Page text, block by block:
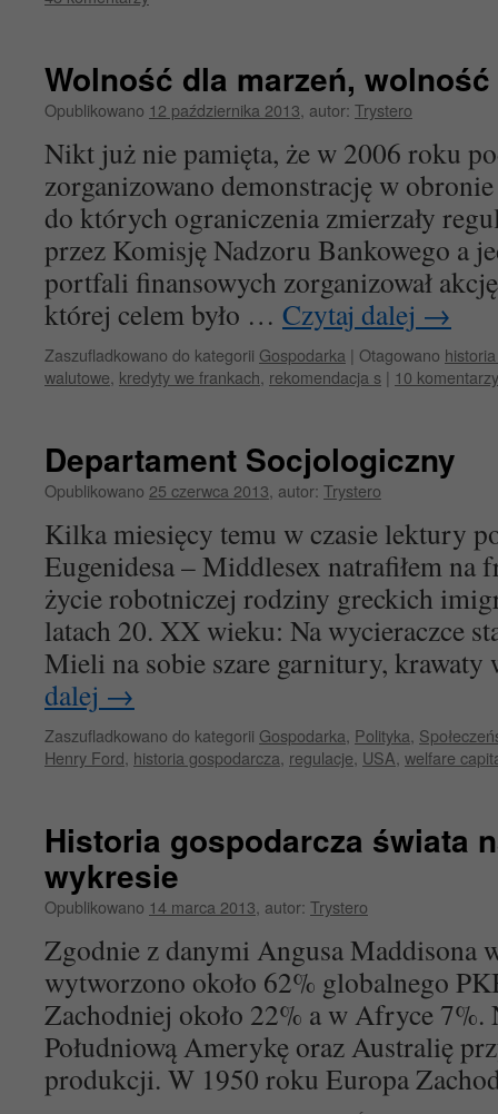
Wolność dla marzeń,
Opublikowano 12 października 2013 autor: Trystero
Nikt już nie pamięta, że w 2006 roku
zorganizowano demonstrację w
do których ograniczenia zmierzały
przez Komisję Nadzoru Bankowego a
portfali finansowych zorganizował
której celem było … Czytaj dalej →
Zaszufladkowano do kategorii Gospodarka | Otagowano
walutowe kredyty we frankach rekomendacja s | 10 komentarzy
Departament Socjologiczny
Opublikowano 25 czerwca 2013 autor: Trystero
Kilka miesięcy temu w czasie lektury
Eugenidesa – Middlesex natrafiłem na
życie robotniczej rodziny greckich
latach 20. XX wieku: Na wycieraczce
Mieli na sobie szare garnitury,
dalej →
Zaszufladkowano do kategorii Gospodarka Polityka
Henry Ford historia gospodarcza regulacje USA welfare
Historia gospodarcza świata
wykresie
Opublikowano 14 marca 2013 autor: Trystero
Zgodnie z danymi Angusa Maddisona
wytworzono około 62% globalnego
Zachodniej około 22% a w Afryce 7%.
Południową Amerykę oraz Australię
produkcji. W 1950 roku Europa